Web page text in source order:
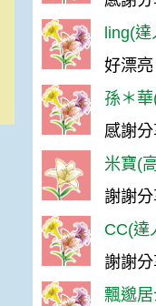
ling(
好漂亮
孫＊
感謝分
米寶(
謝謝分
CC(達
謝謝
飄邈